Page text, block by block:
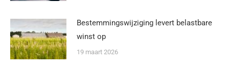
Bestemmingswijziging levert belastbare
winst op
19 maart 2026